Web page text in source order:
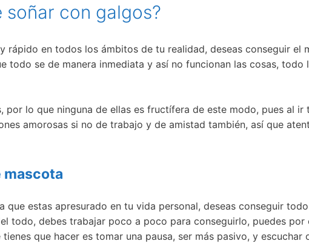
con galgos?
rápido en todos los ámbitos de tu realidad, deseas conseguir el
todo se de manera inmediata y así no funcionan las cosas, todo
por lo que ninguna de ellas es fructífera de este modo, pues al ir
amorosas si no de trabajo y de amistad también, así que
mascota
que estas apresurado en tu vida personal, deseas conseguir
todo, debes trabajar poco a poco para conseguirlo, puedes por
que hacer es tomar una pausa, ser más pasivo, y escuchar